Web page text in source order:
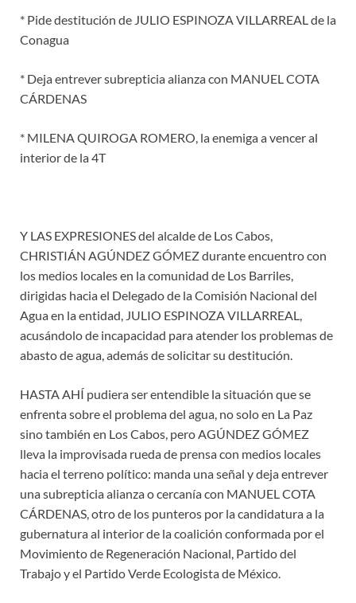
* Pide destitución de JULIO ESPINOZA VILLARREAL de la
Conagua
* Deja entrever subrepticia alianza con MANUEL COTA
CÁRDENAS
* MILENA QUIROGA ROMERO, la enemiga a vencer al
interior de la 4T
Y LAS EXPRESIONES del alcalde de Los Cabos,
CHRISTIÁN AGÚNDEZ GÓMEZ durante encuentro con
los medios locales en la comunidad de Los Barriles,
dirigidas hacia el Delegado de la Comisión Nacional del
Agua en la entidad, JULIO ESPINOZA VILLARREAL,
acusándolo de incapacidad para atender los problemas de
abasto de agua, además de solicitar su destitución.
HASTA AHÍ pudiera ser entendible la situación que se
enfrenta sobre el problema del agua, no solo en La Paz
sino también en Los Cabos, pero AGÚNDEZ GÓMEZ
lleva la improvisada rueda de prensa con medios locales
hacia el terreno político: manda una señal y deja entrever
una subrepticia alianza o cercanía con MANUEL COTA
CÁRDENAS, otro de los punteros por la candidatura a la
gubernatura al interior de la coalición conformada por el
Movimiento de Regeneración Nacional, Partido del
Trabajo y el Partido Verde Ecologista de México.